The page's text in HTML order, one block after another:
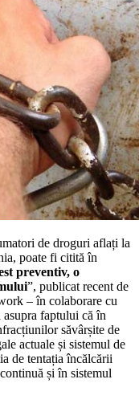
de droguri aflați la
poate fi citită în
preventiv, o
”, publicat recent de
– în colaborare cu
faptului că în
săvârșite de
actuale și sistemul de
de tentația încălcării
și în sistemul